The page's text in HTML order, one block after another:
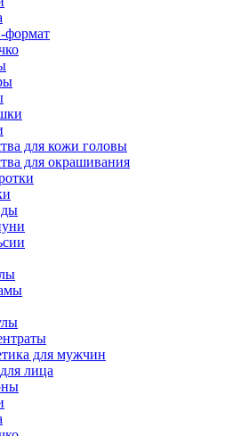
для кожи головы
для окрашивания
для мужчин
лица